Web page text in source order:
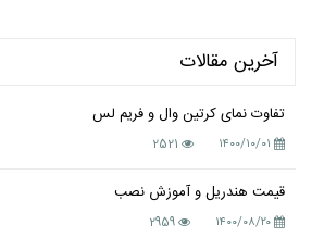
آخرین مقالات
تفاوت نمای کرتین وال و فریم لس
۱۴۰۰/۱۰/۰۱ 2521
قیمت هندریل و آموزش نصب
۱۴۰۰/۰۸/۲۰ 2959